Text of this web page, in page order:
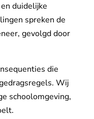
duidelijke
spreken de
gevolgd door
die
Wij
schoolomgeving,